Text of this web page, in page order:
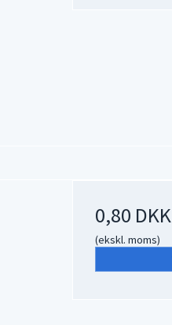
0,80 DKK
(ekskl. moms)